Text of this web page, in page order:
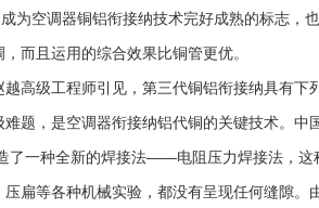
为空调器铜铝衔接纳技术完好成熟的标志，
而且运用的综合效果比铜管更优。
级工程师引见，第三代铜铝衔接纳具有下列
题，是空调器衔接纳铝代铜的关键技术。中
了一种全新的焊接法——电阻压力焊接法，这
扁等各种机械实验，都没有呈现任何缝隙。